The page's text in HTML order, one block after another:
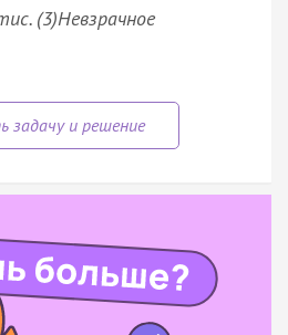
(3)Невзрачное